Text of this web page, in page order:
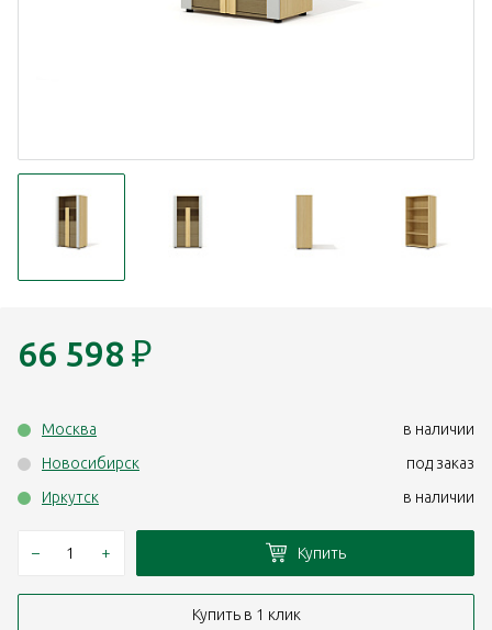
66 598 ₽
Москва
в наличии
Новосибирск
под заказ
Иркутск
в наличии
– + Купить
Купить в 1 клик